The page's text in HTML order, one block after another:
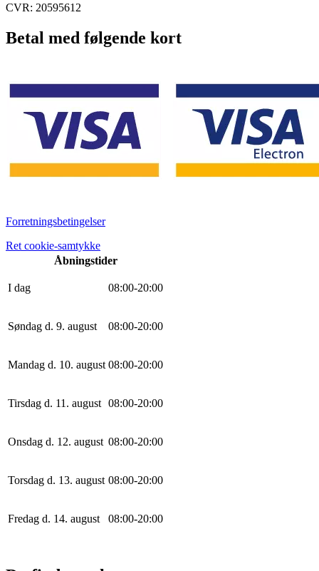
CVR: 20595612
Betal med følgende kort
Forretningsbetingelser
Ret cookie-samtykke
Åbningstider
I dag 08:00-20:00
Søndag d. 9. august 08:00-20:00
Mandag d. 10. august 08:00-20:00
Tirsdag d. 11. august 08:00-20:00
Onsdag d. 12. august 08:00-20:00
Torsdag d. 13. august 08:00-20:00
Fredag d. 14. august 08:00-20:00